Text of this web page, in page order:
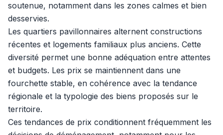
soutenue, notamment dans les zones calmes et bien
desservies.
Les quartiers pavillonnaires alternent constructions
récentes et logements familiaux plus anciens. Cette
diversité permet une bonne adéquation entre attentes
et budgets. Les prix se maintiennent dans une
fourchette stable, en cohérence avec la tendance
régionale et la typologie des biens proposés sur le
territoire.
Ces tendances de prix conditionnent fréquemment les